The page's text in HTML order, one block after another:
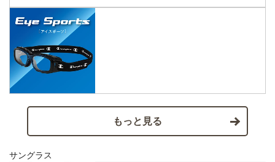
もっと見る
サングラス